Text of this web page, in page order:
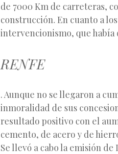
de 7000 Km de carreteras,
construcción. En cuanto a
intervencionismo, que
RENFE
. Aunque no se llegaron a
inmoralidad de sus
resultado positivo con el
cemento, de acero y de
Se llevó a cabo la emisión